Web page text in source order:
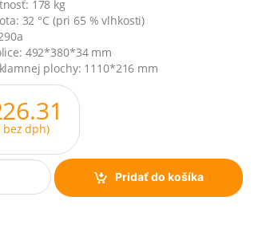
178 kg
32 °C (pri 65 % vlhkosti)
492*380*34 mm
plochy: 1110*216 mm
bez dph)
Pridať do košíka